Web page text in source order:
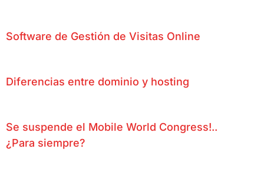
Software de Gestión de Visitas Online
Diferencias entre dominio y hosting
Se suspende el Mobile World Congress!..
¿Para siempre?